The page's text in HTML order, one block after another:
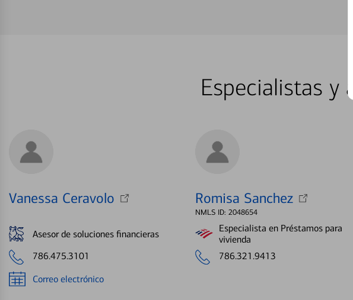
Especialistas y
Vanessa Ceravolo
Asesor de soluciones financieras
786.475.3101
Correo electrónico
Romisa Sanchez
NMLS ID: 2048654
Especialista en Préstamos para
vivienda
786.321.9413